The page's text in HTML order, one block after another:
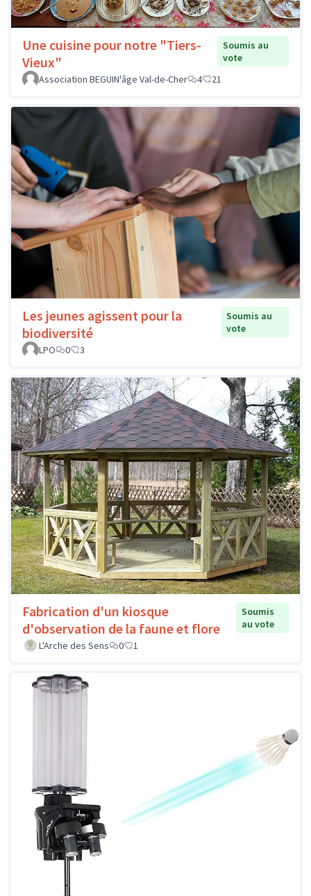
Une cuisine pour notre "Tiers-
Vieux"
Soumis au
vote
Association BEGUIN'âge Val-de-Cher
4 21
Les jeunes agissent pour la
biodiversité
Soumis au
vote
LPO
0 3
Fabrication d'un kiosque
d'observation de la faune et flore
Soumis
au vote
L'Arche des Sens
0 1